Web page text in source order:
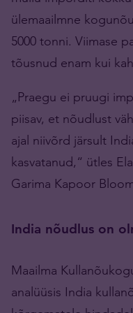
ülemaailmne
5000 tonni. Viimase
tõusnud enam kui
„Praegu ei pruugi
piisav, et nõudlust
ajal niivõrd järsult
kasvatanud,“ ütles
Garima Kapoor
India nõudlus on
Maailma
analüüsis India